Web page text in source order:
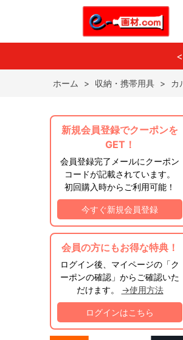
ホーム > 収納・携帯用具 > カ
新規会員登録でクーポンを
GET！
会員登録完了メールにクーポン
コードが記載されています。
初回購入時からご利用可能！
今すぐ新規会員登録
会員の方にもお得な特典！
ログイン後、マイページの「ク
ーポンの確認」からご確認いた
だけます。 →使用方法
ログインはこちら